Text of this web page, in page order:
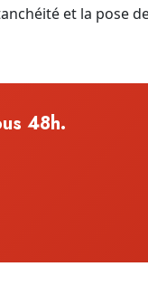
et la pose
48h.